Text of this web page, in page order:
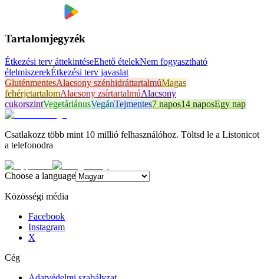
Tartalomjegyzék
Étkezési terv áttekintéseEhető ételekNem fogyasztható
élelmiszerekÉtkezési terv javaslat
GluténmentesAlacsony szénhidráttartalmúMagas
fehérjetartalomAlacsony zsírtartalmúAlacsony
cukorszintVegetáriánusVegánTejmentes7 napos14 naposEgy nap
Csatlakozz több mint 10 millió felhasználóhoz. Töltsd le a Listonicot
a telefonodra
Choose a language
Közösségi média
Facebook
Instagram
X
Cég